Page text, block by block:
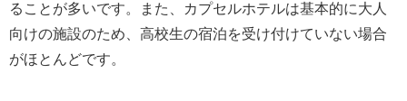
ることが多いです。また、カプセルホテルは基本的に大人
向けの施設のため、高校生の宿泊を受け付けていない場合
がほとんどです。